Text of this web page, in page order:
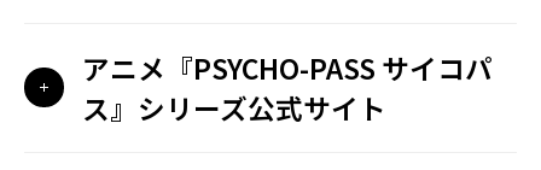
アニメ『PSYCHO-PASS サイコパ
ス』シリーズ公式サイト